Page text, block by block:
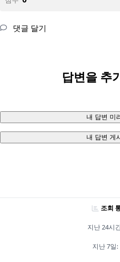
댓글 달기
답변을 추
내 답변 미
내 답변 게
조회
지난 24시
지난 7일: